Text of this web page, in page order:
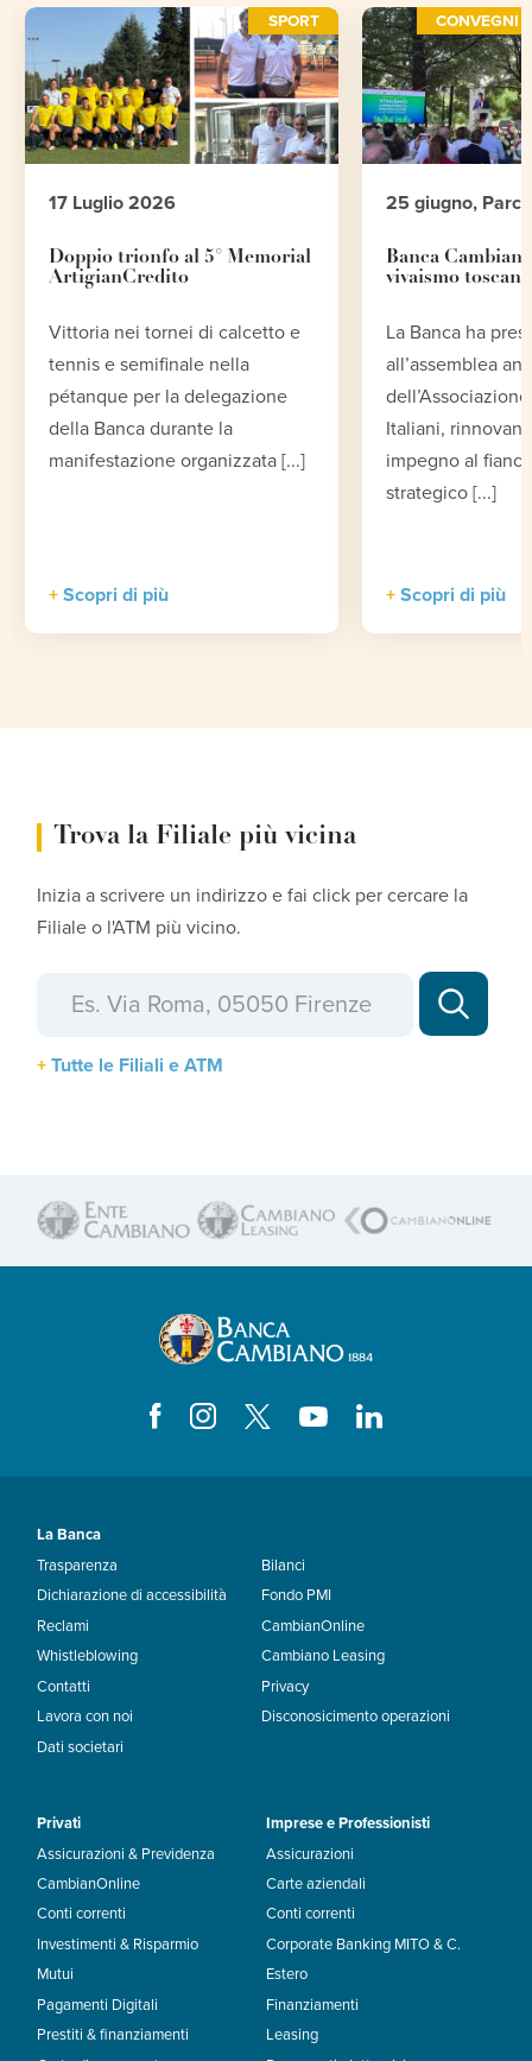
SPORT
17 Luglio 2026
Doppio trionfo al 5° Memorial
ArtigianCredito
Vittoria nei tornei di calcetto e
tennis e semifinale nella
pétanque per la delegazione
della Banca durante la
manifestazione organizzata [...]
Scopri di più
CONVEGNI
25 giugno,
Banca
vivaismo toscano
La Banca ha
all’assemblea
Italiani,
impegno al
strategico [...]
Scopri di più
Trova la Filiale più vicina
Inizia a scrivere un indirizzo e fai click per cercare la
Filiale o l'ATM più vicino.
Tutte le Filiali e ATM
La Banca
Trasparenza
Dichiarazione di accessibilità
Reclami
Whistleblowing
Contatti
Lavora con noi
Dati societari
Bilanci
Fondo PMI
CambianOnline
Cambiano Leasing
Privacy
Disconosicimento operazioni
Privati
Assicurazioni & Previdenza
CambianOnline
Conti correnti
Investimenti & Risparmio
Mutui
Pagamenti Digitali
Prestiti & finanziamenti
Imprese e Professionisti
Assicurazioni
Carte aziendali
Conti correnti
Corporate Banking MITO & C.
Estero
Finanziamenti
Leasing